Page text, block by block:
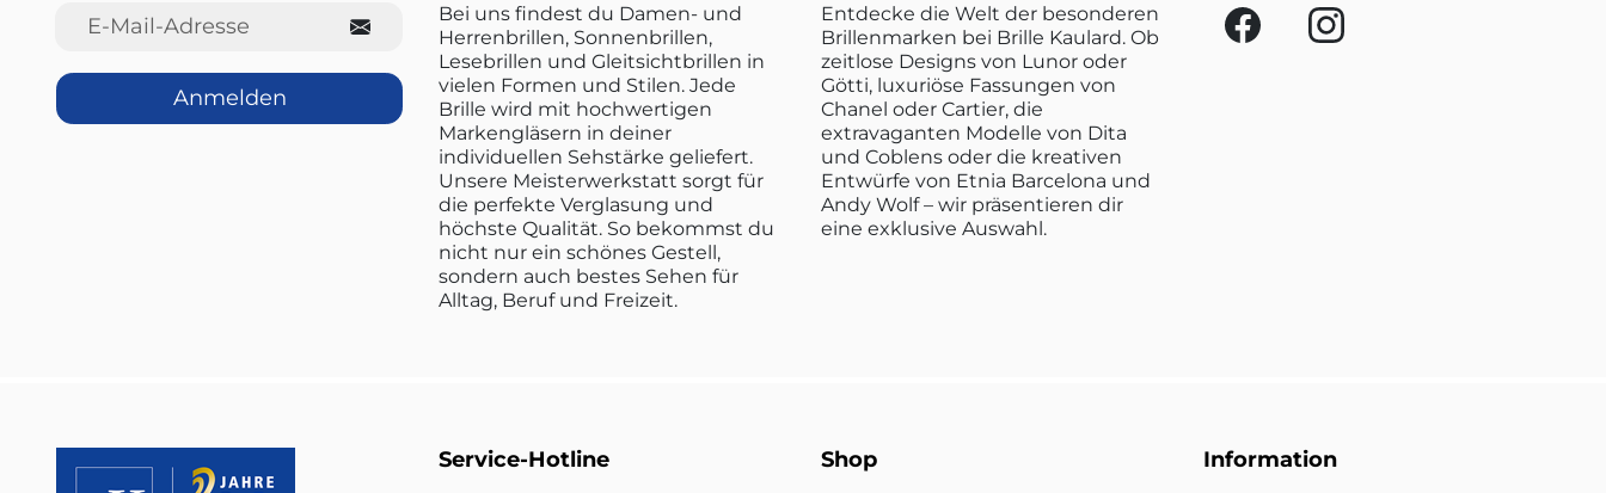
E-Mail-Adresse
Anmelden
Bei uns findest du Damen- und
Herrenbrillen, Sonnenbrillen,
Lesebrillen und Gleitsichtbrillen in
vielen Formen und Stilen. Jede
Brille wird mit hochwertigen
Markengläsern in deiner
individuellen Sehstärke geliefert.
Unsere Meisterwerkstatt sorgt für
die perfekte Verglasung und
höchste Qualität. So bekommst du
nicht nur ein schönes Gestell,
sondern auch bestes Sehen für
Alltag, Beruf und Freizeit.
Entdecke die Welt der besonderen
Brillenmarken bei Brille Kaulard. Ob
zeitlose Designs von Lunor oder
Götti, luxuriöse Fassungen von
Chanel oder Cartier, die
extravaganten Modelle von Dita
und Coblens oder die kreativen
Entwürfe von Etnia Barcelona und
Andy Wolf – wir präsentieren dir
eine exklusive Auswahl.
Service-Hotline Shop Information